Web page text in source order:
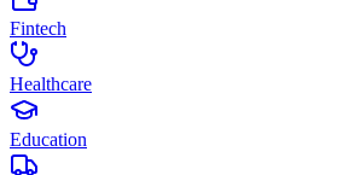
Fintech
Healthcare
Education